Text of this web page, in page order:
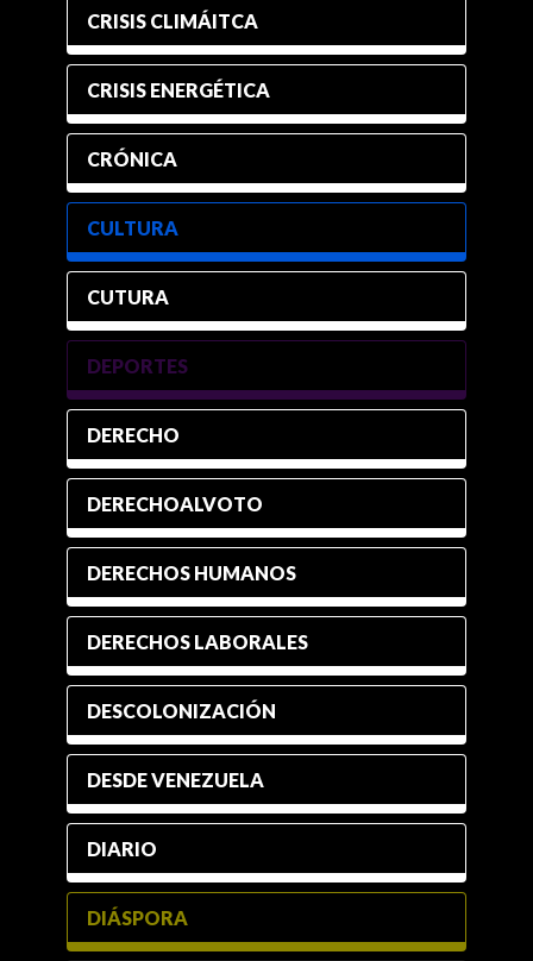
CRISIS CLIMÁITCA
CRISIS ENERGÉTICA
CRÓNICA
CULTURA
CUTURA
DEPORTES
DERECHO
DERECHOALVOTO
DERECHOS HUMANOS
DERECHOS LABORALES
DESCOLONIZACIÓN
DESDE VENEZUELA
DIARIO
DIÁSPORA